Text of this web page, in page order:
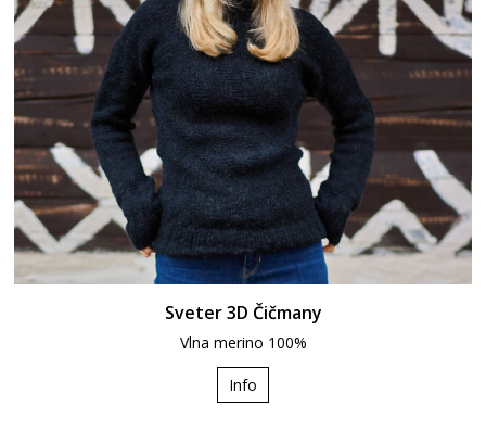
Sveter 3D Čičmany
Vlna merino 100%
Info